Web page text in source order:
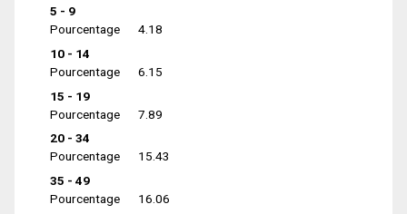
5 - 9
Pourcentage
4.18
10 - 14
Pourcentage
6.15
15 - 19
Pourcentage
7.89
20 - 34
Pourcentage
15.43
35 - 49
Pourcentage
16.06